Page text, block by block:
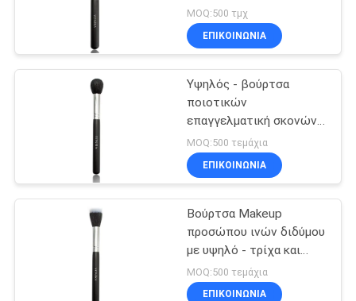
πρόσθετη μαλακή
βούρτσα σκονών
Makeup τρίχας αιγών
MOQ:500 τμχ
ΕΠΙΚΟΙΝΩΝΙΑ
Υψηλός - βούρτσα
ποιοτικών
επαγγελματική σκονών
με τη φυσική μαλακή
τρίχα αιγών βουνών
MOQ:500 τεμάχια
ΕΠΙΚΟΙΝΩΝΙΑ
Βούρτσα Makeup
προσώπου ινών διδύμου
με υψηλό - τρίχα και
Vegan Taklon ποιοτικών
φυσικά αιγών
MOQ:500 τεμάχια
ΕΠΙΚΟΙΝΩΝΙΑ